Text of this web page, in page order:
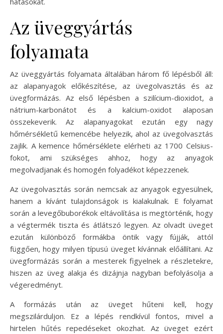
Az üveggyártás
folyamata
Az üveggyártás folyamata általában három fő lépésből áll:
az alapanyagok előkészítése, az üvegolvasztás és az
üvegformázás. Az első lépésben a szilícium-dioxidot, a
nátrium-karbonátot és a kalcium-oxidot alaposan
összekeverik. Az alapanyagokat ezután egy nagy
hőmérsékletű kemencébe helyezik, ahol az üvegolvasztás
zajlik. A kemence hőmérséklete elérheti az 1700 Celsius-
fokot, ami szükséges ahhoz, hogy az anyagok
megolvadjanak és homogén folyadékot képezzenek.
Az üvegolvasztás során nemcsak az anyagok egyesülnek,
hanem a kívánt tulajdonságok is kialakulnak. E folyamat
során a levegőbuborékok eltávolítása is megtörténik, hogy
a végtermék tiszta és átlátszó legyen. Az olvadt üveget
ezután különböző formákba öntik vagy fújják, attól
függően, hogy milyen típusú üveget kívánnak előállítani. Az
üvegformázás során a mesterek figyelnek a részletekre,
hiszen az üveg alakja és dizájnja nagyban befolyásolja a
végeredményt.
A formázás után az üveget hűteni kell, hogy
megszilárduljon. Ez a lépés rendkívül fontos, mivel a
hirtelen hűtés repedéseket okozhat. Az üveget ezért